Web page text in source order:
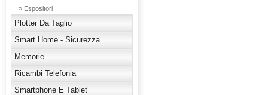
» Espositori
Plotter Da Taglio
Smart Home - Sicurezza
Memorie
Ricambi Telefonia
Smartphone E Tablet